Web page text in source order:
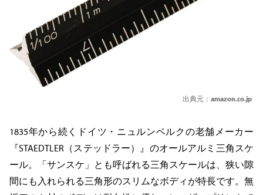
出典元： amazon.co.jp
1835年から続くドイツ・ニュルンベルクの老舗メーカー
『STAEDTLER（ステッドラー）』のオールアルミ三角スケ
ール。「サンスケ」とも呼ばれる三角スケールは、狭い隙
間にも入れられる三角形のスリムなボディが特長です。無